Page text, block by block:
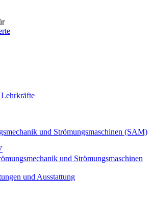
und Strömungsmaschinen (SAM)
und Strömungsmaschinen
und Ausstattung